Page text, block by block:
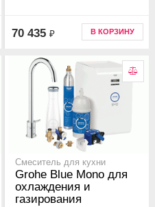
70 435 ₽ В КОРЗИНУ
Смеситель для кухни
Grohe Blue Mono для
охлаждения и
газирования